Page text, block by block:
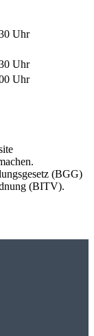
Uhr
Uhr
Uhr
(BGG)
(BITV).